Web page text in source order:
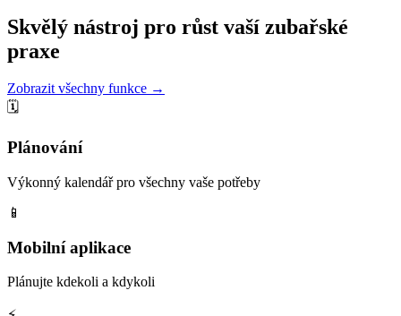
Skvělý nástroj pro růst vaší zubařské
praxe
Zobrazit všechny funkce →
🗓️
Plánování
Výkonný kalendář pro všechny vaše potřeby
📱
Mobilní aplikace
Plánujte kdekoli a kdykoli